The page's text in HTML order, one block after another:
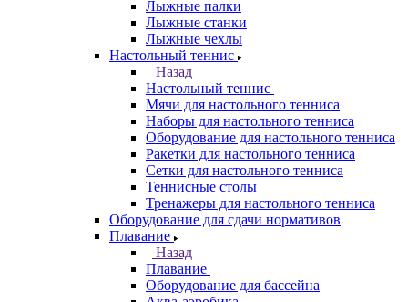
Лыжные палки
Лыжные станки
Лыжные чехлы
Настольный теннис
Назад
Настольный теннис
Мячи для настольного тенниса
Наборы для настольного тенниса
Оборудование для настольного тенниса
Ракетки для настольного тенниса
Сетки для настольного тенниса
Теннисные столы
Тренажеры для настольного тенниса
Оборудование для сдачи нормативов
Плавание
Назад
Плавание
Оборудование для бассейна